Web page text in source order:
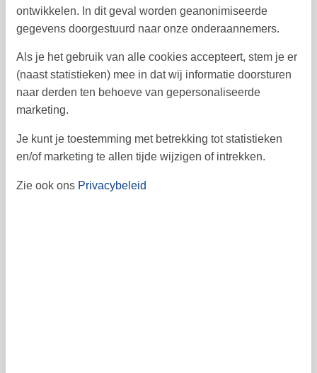
ma di wo do vr za
1 2 3 4 5 6
50 7 8 9 10 11 12 13
51 14 15 16 17 18 19
53 28 30 31
ontwikkelen. In dit geval worden geanonimiseerde
gegevens doorgestuurd naar onze onderaannemers.
Als je het gebruik van alle cookies accepteert, stem je er
(naast statistieken) mee in dat wij informatie doorsturen
naar derden ten behoeve van gepersonaliseerde
marketing.
Je kunt je toestemming met betrekking tot statistieken
en/of marketing te allen tijde wijzigen of intrekken.
Zie ook ons Privacybeleid